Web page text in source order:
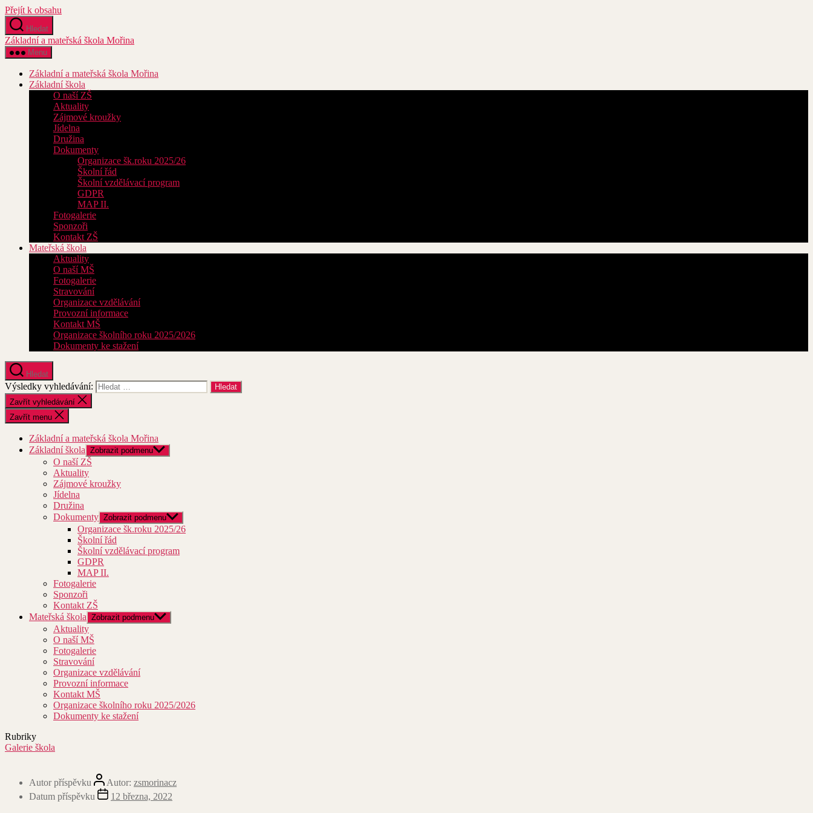
Přejít k obsahu
Hledat
Základní a mateřská škola Mořina
Menu
Základní a mateřská škola Mořina
Základní škola
O naší ZŠ
Aktuality
Zájmové kroužky
Jídelna
Družina
Dokumenty
Organizace šk.roku 2025/26
Školní řád
Školní vzdělávací program
GDPR
MAP II.
Fotogalerie
Sponzoři
Kontakt ZŠ
Mateřská škola
Aktuality
O naší MŠ
Fotogalerie
Stravování
Organizace vzdělávání
Provozní informace
Kontakt MŠ
Organizace školního roku 2025/2026
Dokumenty ke stažení
Hledat
Výsledky vyhledávání:
Zavřít vyhledávání
Zavřít menu
Základní a mateřská škola Mořina
Základní škola Zobrazit podmenu
O naší ZŠ
Aktuality
Zájmové kroužky
Jídelna
Družina
Dokumenty Zobrazit podmenu
Organizace šk.roku 2025/26
Školní řád
Školní vzdělávací program
GDPR
MAP II.
Fotogalerie
Sponzoři
Kontakt ZŠ
Mateřská škola Zobrazit podmenu
Aktuality
O naší MŠ
Fotogalerie
Stravování
Organizace vzdělávání
Provozní informace
Kontakt MŠ
Organizace školního roku 2025/2026
Dokumenty ke stažení
Rubriky
Galerie škola
Autor příspěvku Autor: zsmorinacz
Datum příspěvku
12 března, 2022